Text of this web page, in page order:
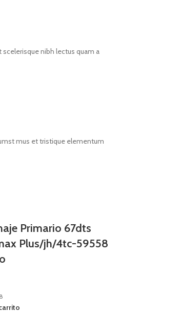
nibh lectus quam a
mus et tristique elementum
Primario 67dts
Plus/jh/4tc-59558